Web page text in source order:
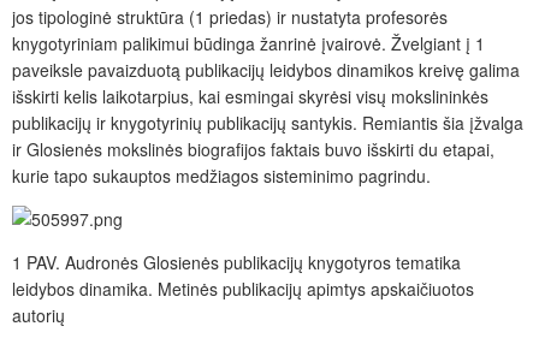
jos tipologinė struktūra (1 priedas) ir nustatyta profesorės
knygotyriniam palikimui būdinga žanrinė įvairovė. Žvelgiant į 1
paveiksle pavaizduotą publikacijų leidybos dinamikos kreivę galima
išskirti kelis laikotarpius, kai esmingai skyrėsi visų mokslininkės
publikacijų ir knygotyrinių publikacijų santykis. Remiantis šia įžvalga
ir Glosienės mokslinės biografijos faktais buvo išskirti du etapai,
kurie tapo sukauptos medžiagos sisteminimo pagrindu.
1 PAV. Audronės Glosienės publikacijų knygotyros tematika
leidybos dinamika. Metinės publikacijų apimtys apskaičiuotos
autorių